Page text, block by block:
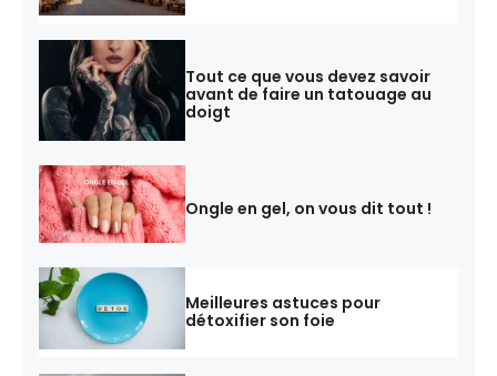
Tout ce que vous devez savoir
avant de faire un tatouage au
doigt
Ongle en gel, on vous dit tout !
Meilleures astuces pour
détoxifier son foie